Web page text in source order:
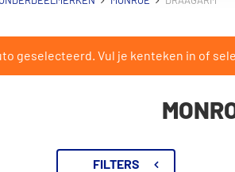
geselecteerd. Vul je kenteken in of
FILTERS